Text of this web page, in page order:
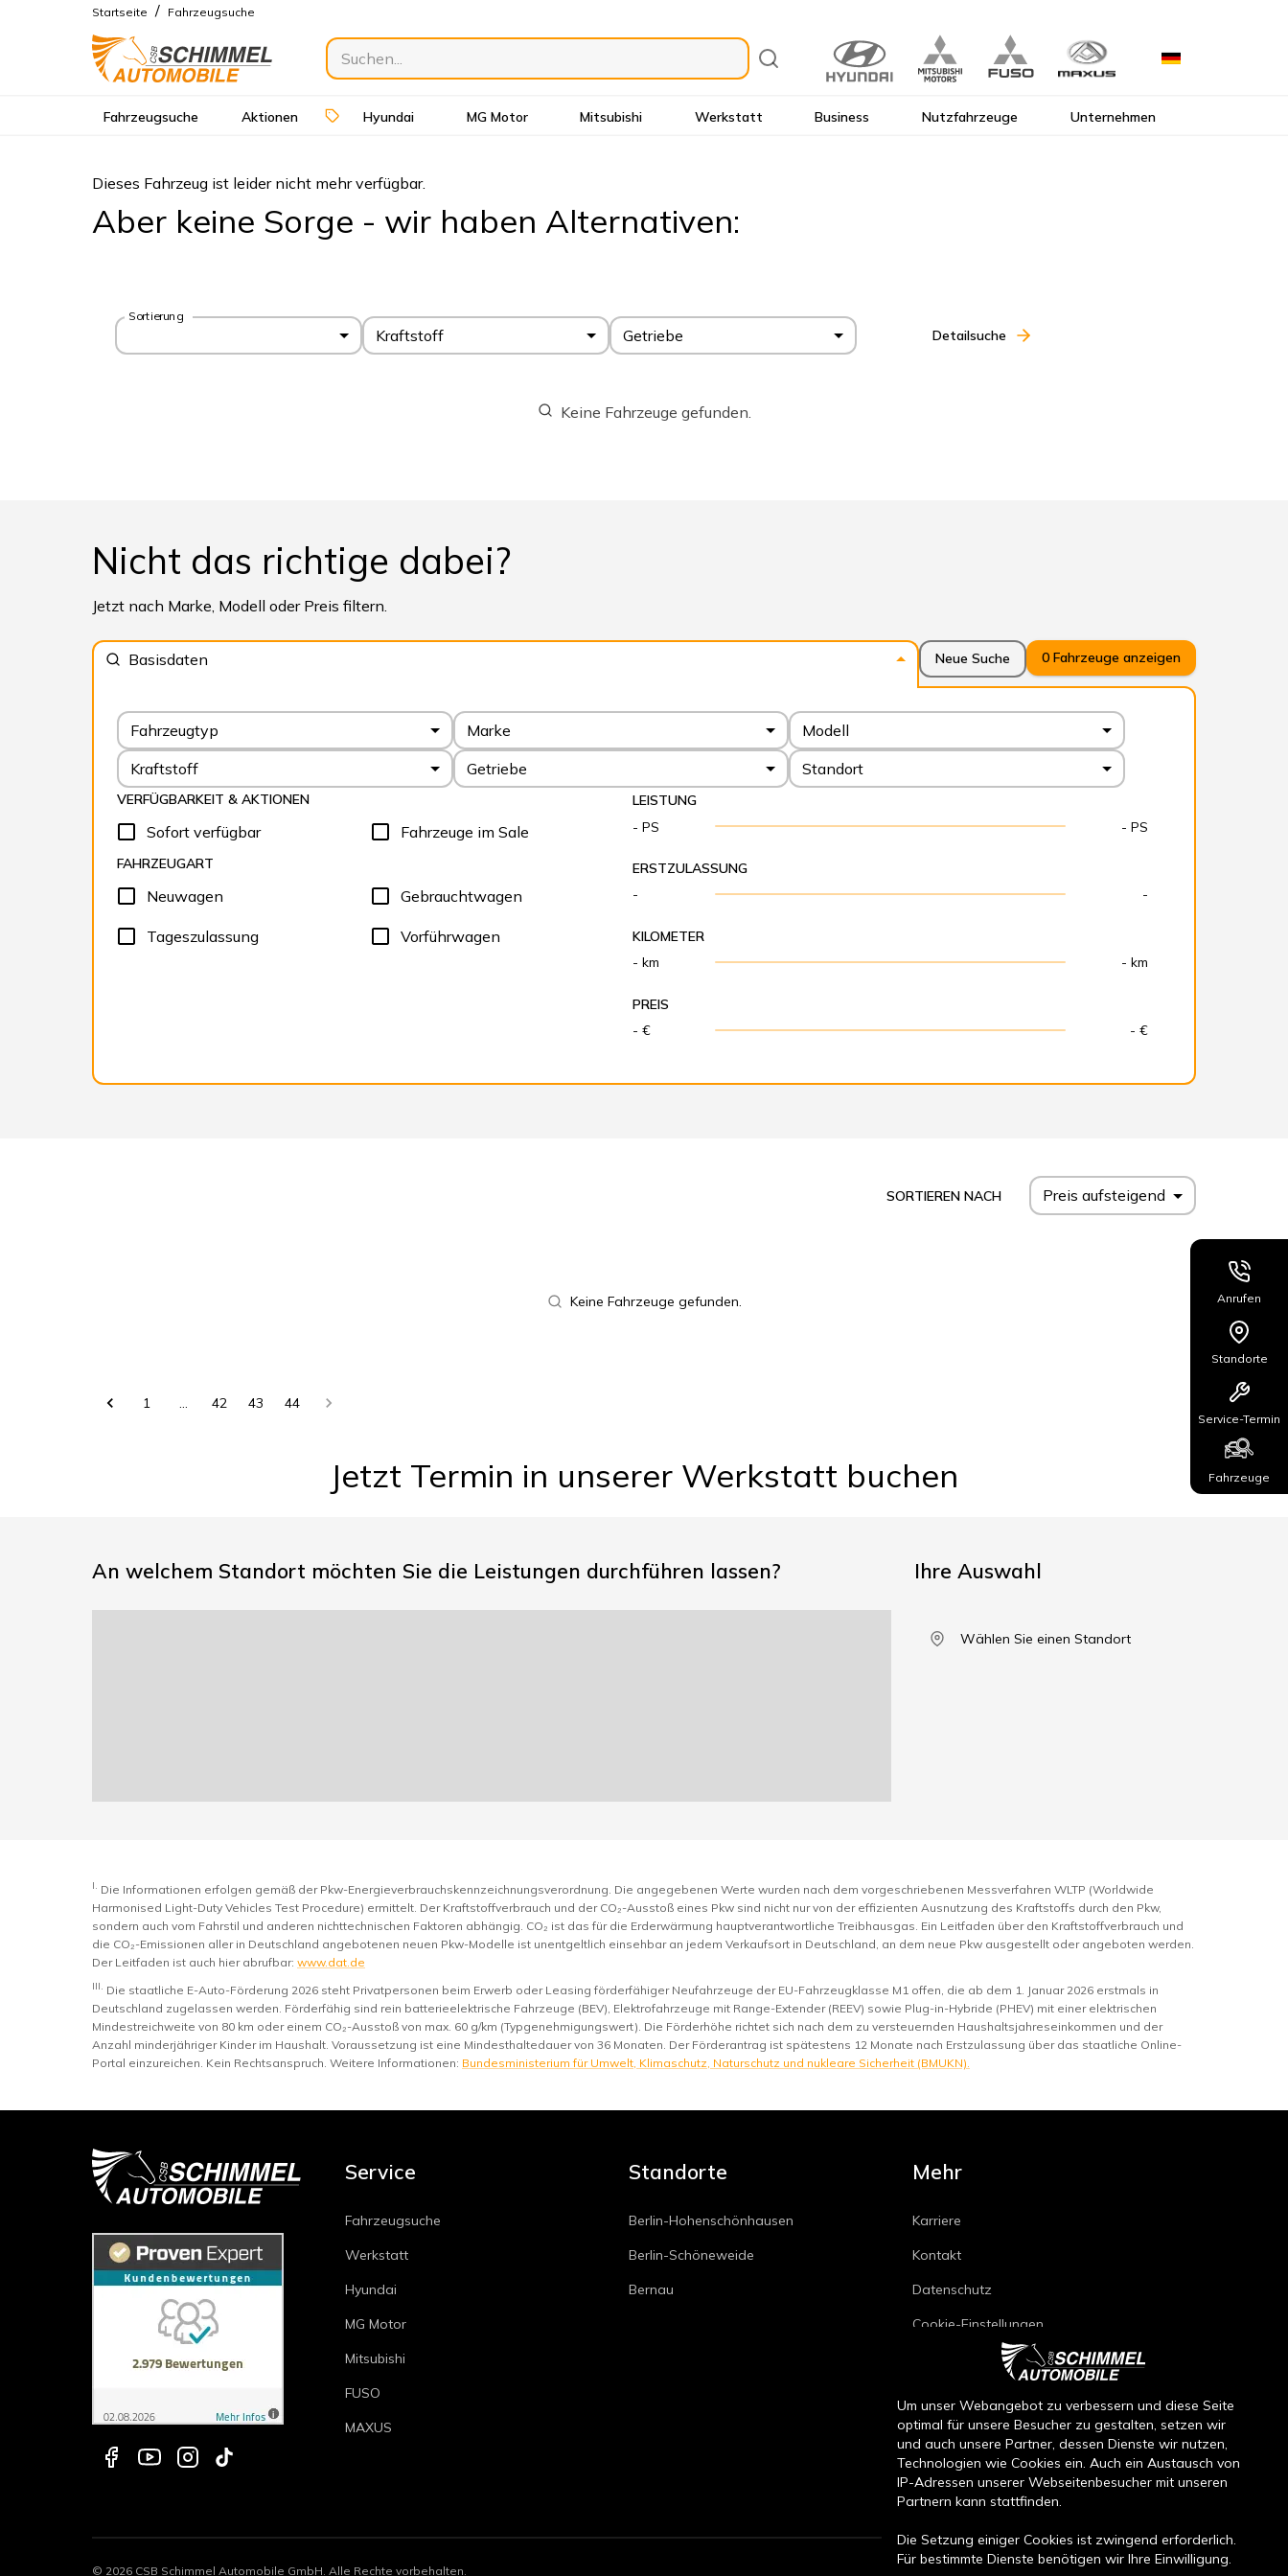
Startseite / Fahrzeugsuche
Fahrzeugsuche Aktionen Hyundai MG Motor Mitsubishi Werkstatt Business Nutzfahrzeuge Unternehmen
Dieses Fahrzeug ist leider nicht mehr verfügbar.
Aber keine Sorge - wir haben Alternativen:
Sortierung
Kraftstoff Getriebe Detailsuche
Keine Fahrzeuge gefunden.
Nicht das richtige dabei?
Jetzt nach Marke, Modell oder Preis filtern.
Basisdaten Neue Suche 0 Fahrzeuge anzeigen
Fahrzeugtyp Marke
Modell
Kraftstoff
Getriebe Standort
VERFÜGBARKEIT & AKTIONEN
Sofort verfügbar Fahrzeuge im Sale
FAHRZEUGART
Neuwagen Gebrauchtwagen
Tageszulassung Vorführwagen
LEISTUNG
- PS
- PS
ERSTZULASSUNG
-
-
KILOMETER
- km
- km
PREIS
- €
- €
SORTIEREN NACH Preis aufsteigend
Keine Fahrzeuge gefunden.
1 42 43 44
Jetzt Termin in unserer Werkstatt buchen
An welchem Standort möchten Sie die Leistungen durchführen lassen? Ihre Auswahl
Wählen Sie einen Standort
I.
Die Informationen erfolgen gemäß der Pkw-Energieverbrauchskennzeichnungsverordnung. Die angegebenen Werte wurden nach dem vorgeschriebenen Messverfahren WLTP (Worldwide
Harmonised Light-Duty Vehicles Test Procedure) ermittelt. Der Kraftstoffverbrauch und der CO₂-Ausstoß eines Pkw sind nicht nur von der effizienten Ausnutzung des Kraftstoffs durch den Pkw,
sondern auch vom Fahrstil und anderen nichttechnischen Faktoren abhängig. CO₂ ist das für die Erderwärmung hauptverantwortliche Treibhausgas. Ein Leitfaden über den Kraftstoffverbrauch und
die CO₂-Emissionen aller in Deutschland angebotenen neuen Pkw-Modelle ist unentgeltlich einsehbar an jedem Verkaufsort in Deutschland, an dem neue Pkw ausgestellt oder angeboten werden.
Der Leitfaden ist auch hier abrufbar: www.dat.de
III.
Die staatliche E-Auto-Förderung 2026 steht Privatpersonen beim Erwerb oder Leasing förderfähiger Neufahrzeuge der EU-Fahrzeugklasse M1 offen, die ab dem 1. Januar 2026 erstmals in
Deutschland zugelassen werden. Förderfähig sind rein batterieelektrische Fahrzeuge (BEV), Elektrofahrzeuge mit Range-Extender (REEV) sowie Plug-in-Hybride (PHEV) mit einer elektrischen
Mindestreichweite von 80 km oder einem CO₂-Ausstoß von max. 60 g/km (Typgenehmigungswert). Die Förderhöhe richtet sich nach dem zu versteuernden Haushaltsjahreseinkommen und der
Anzahl minderjähriger Kinder im Haushalt. Voraussetzung ist eine Mindesthaltedauer von 36 Monaten. Der Förderantrag ist spätestens 12 Monate nach Erstzulassung über das staatliche Online-
Portal einzureichen. Kein Rechtsanspruch. Weitere Informationen: Bundesministerium für Umwelt, Klimaschutz, Naturschutz und nukleare Sicherheit (BMUKN).
Service
Fahrzeugsuche
Werkstatt
Hyundai
MG Motor
Mitsubishi
FUSO
MAXUS
Standorte
Berlin-Hohenschönhausen
Berlin-Schöneweide
Bernau
Mehr
Karriere
Kontakt
Datenschutz
Cookie-Einstellungen
Verkaufsbedingungen Neuwagen
Verkaufsbedingungen Gebrauchtwagen
Teileverkaufsbedingungen
© 2026 CSB Schimmel Automobile GmbH. Alle Rechte vorbehalten.
Um unser Webangebot zu verbessern und diese Seite
optimal für unsere Besucher zu gestalten, setzen wir
und auch unsere Partner, dessen Dienste wir nutzen,
Technologien wie Cookies ein. Auch ein Austausch von
IP-Adressen unserer Webseitenbesucher mit unseren
Partnern kann stattfinden.
Die Setzung einiger Cookies ist zwingend erforderlich.
Für bestimmte Dienste benötigen wir Ihre Einwilligung.
Anrufen
Standorte
Service-Termin
Fahrzeuge